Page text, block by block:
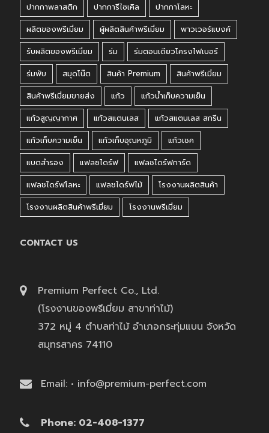
ปากกาพลาสติก
ปากการีไซเคิล
ปากกาโลหะ
ผลิตของพรีเมี่ยม
ผู้ผลิตสินค้าพรีเมี่ยม
พาวเวอร์แบงค์
รับผลิตของพรีเมี่ยม
ร่ม
ร่มตอนเดียวโครงไฟเบอร์
ร่มพับ
สมุดโน๊ต สินค้า Premium
สินค้าพรีเมี่ยม
สินค้าพรีเมี่ยมขายส่ง
แก้ว
แก้วน้ำเก็บความเย็น
แก้วสูญญากาศ
แก้วสแตนเลส
แก้วสแตนเลส สกรีน
แก้วเก็บความเย็น
แก้วเก็บอุณหภูมิ
แก้วเชค
แบตสำรอง
แฟลชไดร์ฟ
แฟลชไดร์ฟการ์ด
แฟลชไดร์ฟโลหะ
แฟลชไดร์ฟไม้
โรงงานผลิตสินค้า
โรงงานผลิตสินค้าพรีเมี่ยม
โรงงานพรีเมี่ยม
CONTACT US
Premium Perfect Co., Ltd.
(โรงงานของพรีเมี่ยม สาขาท่าไม้)
372 หมู่ 4 ตำบลท่าไม้ อำเภอกระทุ่มแบน จังหวัด
สมุทรสาคร 74110
Email: • info@premium-perfect.com
Phone: 02-408-1377